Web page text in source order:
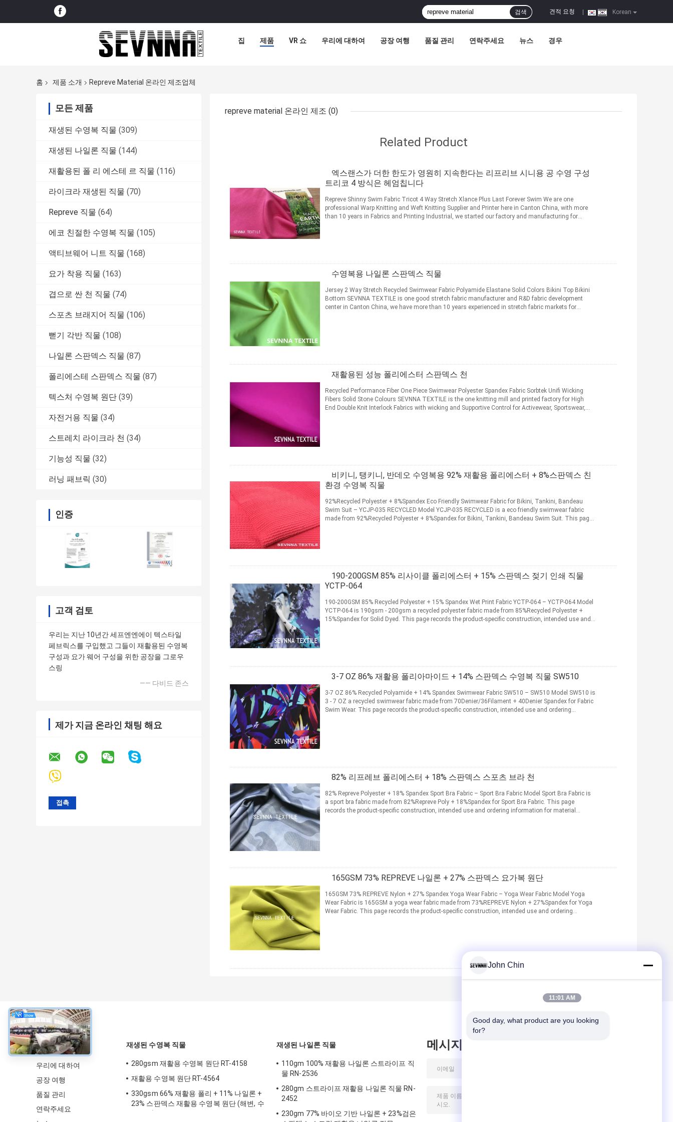
Korean
견적 요청
검색
집 제품 VR 쇼 우리에 대하여 공장 여행 품질 관리 연락주세요 뉴스 경우
홈 제품 소개 Repreve Material 온라인 제조업체
모든 제품
재생된 수영복 직물 (309)
재생된 나일론 직물 (144)
재활용된 폴 리 에스테 르 직물 (116)
라이크라 재생된 직물 (70)
Repreve 직물 (64)
에코 친절한 수영복 직물 (105)
액티브웨어 니트 직물 (168)
요가 착용 직물 (163)
겹으로 싼 천 직물 (74)
스포츠 브래지어 직물 (106)
뻗기 각반 직물 (108)
나일론 스판덱스 직물 (87)
폴리에스테 스판덱스 직물 (87)
텍스처 수영복 원단 (39)
자전거용 직물 (34)
스트레치 라이크라 천 (34)
기능성 직물 (32)
러닝 패브릭 (30)
인증
고객 검토
우리는 지난 10년간 세프엔엔에이 텍스타일
페브릭스를 구입했고 그들이 재활용된 수영복
구성과 요가 웨어 구성을 위한 공장을 그로우
스링
—— 다비드 존스
제가 지금 온라인 채팅 해요
repreve material 온라인 제조 (0)
Related Product
엑스랜스가 더한 한도가 영원히 지속한다는 리프리브 시니용 공 수영 구성
트리코 4 방식은 헤엄칩니다
Repreve Shinny Swim Fabric Tricot 4 Way Stretch Xlance Plus Last Forever Swim We are one
professional Warp Knitting and Weft Knitting Supplier and Printer here in Canton China, with more
than 10 years in Fabrics and Printing Industrial, we started our factory and manufacturing for
수영복용 나일론 스판덱스 직물
Jersey 2 Way Stretch Recycled Swimwear Fabric Polyamide Elastane Solid Colors Bikini Top Bikini
Bottom​ SEVNNA TEXTILE is one good stretch fabric manufacturer and R&D fabric development
center in Canton China, we have more than 10 years experienced in stretch fabric markets for
재활용된 성능 폴리에스터 스판덱스 천
Recycled Performance Fiber One Piece Swimwear Polyester Spandex Fabric Sorbtek Unifi Wicking
Fibers Solid Stone Colours SEVNNA TEXTILE is the one knitting mill and printed factory for High
End Double Knit Interlock Fabrics with wicking and Supportive Control for Activewear, Sportswear,
비키니, 탱키니, 반데오 수영복용 92% 재활용 폴리에스터 + 8%스판덱스 친
환경 수영복 직물
92%Recycled Polyester + 8%Spandex Eco Friendly Swimwear Fabric for Bikini, Tankini, Bandeau
Swim Suit – YCJP-035 RECYCLED Model YCJP-035 RECYCLED is a eco friendly swimwear fabric
made from 92%Recycled Polyester + 8%Spandex for Bikini, Tankini, Bandeau Swim Suit. This page
190-200GSM 85% 리사이클 폴리에스터 + 15% 스판덱스 젖기 인쇄 직물
YCTP-064
190-200GSM 85% Recycled Polyester + 15% Spandex Wet Print Fabric YCTP-064 – YCTP-064 Model
YCTP-064 is 190gsm - 200gsm a recycled polyester fabric made from 85%Recycled Polyester +
15%Spandex for Solid Dyed. This page records the product-specific construction, intended use and
3-7 OZ 86% 재활용 폴리아마이드 + 14% 스판덱스 수영복 직물 SW510
3-7 OZ 86% Recycled Polyamide + 14% Spandex Swimwear Fabric SW510 – SW510 Model SW510 is
3 - 7 OZ a recycled swimwear fabric made from 70Denier/36Filament + 40Denier Spandex for Fabric
Swim Wear. This page records the product-specific construction, intended use and ordering
82% 리프레브 폴리에스터 + 18% 스판덱스 스포츠 브라 천
82% Repreve Polyester + 18% Spandex Sport Bra Fabric – Sport Bra Fabric Model Sport Bra Fabric is
a sport bra fabric made from 82%Repreve Poly + 18%Spandex for Sport Bra Fabric. This page
records the product-specific construction, intended use and ordering information for material
165GSM 73% REPREVE 나일론 + 27% 스판덱스 요가복 원단
165GSM 73% REPREVE Nylon + 27% Spandex Yoga Wear Fabric – Yoga Wear Fabric Model Yoga
Wear Fabric is 165GSM a yoga wear fabric made from 73%REPREVE Nylon + 27%Spandex for Yoga
Wear Fabric. This page records the product-specific construction, intended use and ordering
약
우리에 대하여
공장 여행
품질 관리
연락주세요
재생된 수영복 직물
280gsm 재활용 수영복 원단 RT-4158
재활용 수영복 원단 RT-4564
330gsm 66% 재활용 폴리 + 11% 나일론 +
23% 스판덱스 재활용 수영복 원단 (해변, 수
재생된 나일론 직물
110gm 100% 재활용 나일론 스트라이프 직
물 RN-2536
280gm 스트라이프 재활용 나일론 직물 RN-
2452
230gm 77% 바이오 기반 나일론 + 23%검은
메시지를 남겨주세요
John Chin
11:01 AM
Good day, what product are you looking
for?